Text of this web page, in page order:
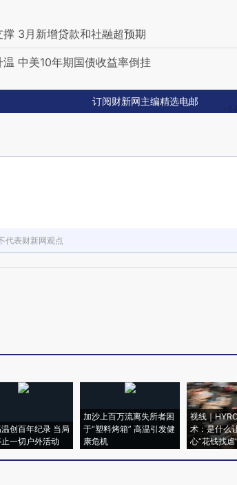
3月新增贷款和社融超预期
中美10年期国债收益率倒挂
订阅财新网主编精选电邮
代表财新网观点
创百年纪录 当局
一切户外活动
加沙上百万流离失所者困
于“塑料烤箱” 高温引发健
康危机
视线｜
术：是什么
心“花钱找虐